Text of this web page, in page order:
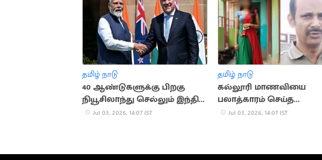
தமிழ் நாடு
40 ஆண்டுகளுக்கு பிறகு
நியூசிலாந்து செல்லும் இந்திய
பிரதமர்
Jul 03, 2026, 14:07 IST
தமிழ் நாடு
கல்லூரி மாணவியை
பலாத்காரம் செய்த
பேராசிரியர்
Jul 03, 2026, 14:07 IST